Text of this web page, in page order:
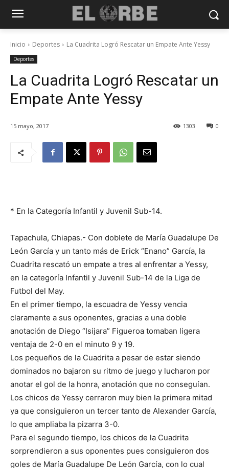
Inicio Deportes La Cuadrita Logró Rescatar un Empate Ante Yessy
Deportes
La Cuadrita Logró Rescatar un
Empate Ante Yessy
15 mayo, 2017 0
1303
* En la Categoría Infantil y Juvenil Sub-14.
Tapachula, Chiapas.- Con doblete de María Guadalupe De
León García y un tanto más de Erick “Enano” García, la
Cuadrita rescató un empate a tres al enfrentar a Yessy,
en la categoría Infantil y Juvenil Sub-14 de la Liga de
Futbol del May.
En el primer tiempo, la escuadra de Yessy vencia
claramente a sus oponentes, gracias a una doble
anotación de Diego “Isijara” Figueroa tomaban ligera
ventaja de 2-0 en el minuto 9 y 19.
Los pequeños de la Cuadrita a pesar de estar siendo
dominados no bajaron su ritmo de juego y lucharon por
anotar el gol de la honra, anotación que no conseguían.
Los chicos de Yessy cerraron muy bien la primera mitad
ya que consiguieron un tercer tanto de Alexander García,
lo que ampliaba la pizarra 3-0.
Para el segundo tiempo, los chicos de la Cuadrita
sorprendieron a sus oponentes pues consiguieron dos
goles de María Guadalupe De León García, con lo cual